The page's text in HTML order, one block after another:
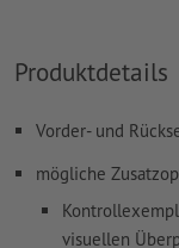
Wie lege ich
Produktdetails
Vorder- und
mögliche
visuellen